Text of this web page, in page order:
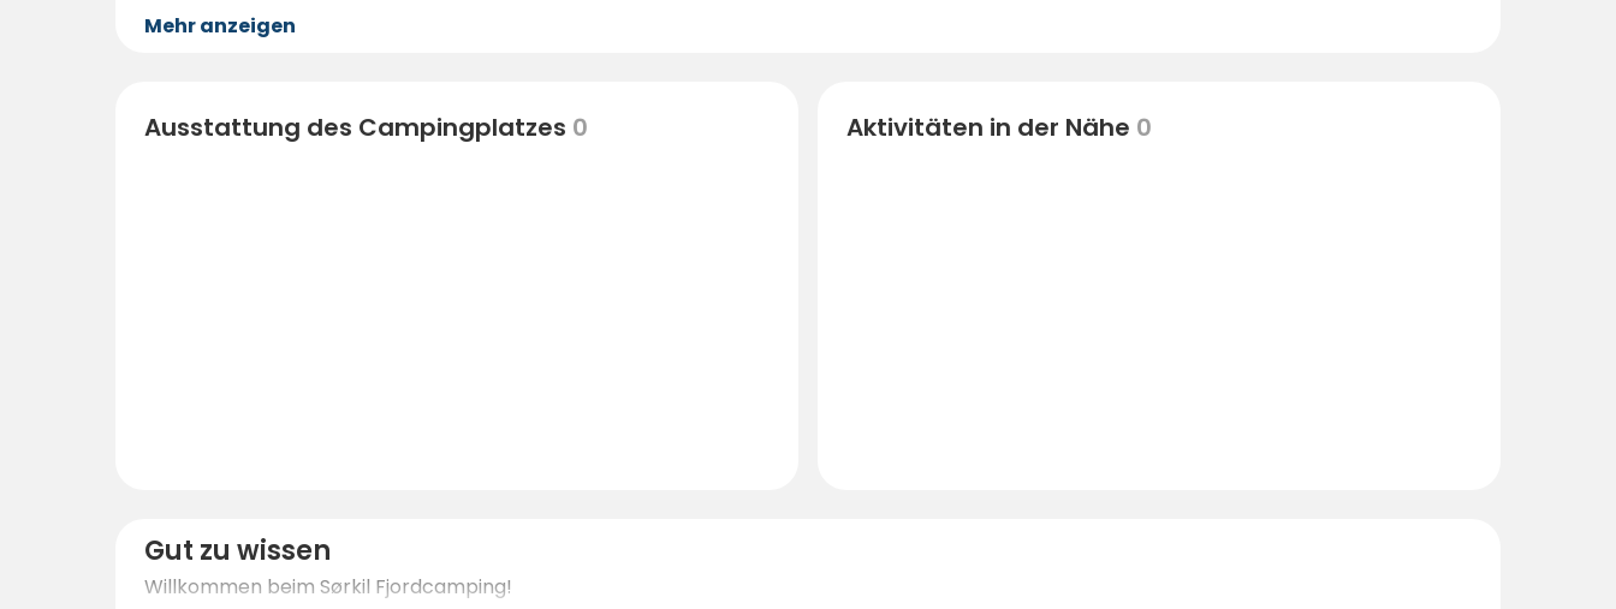
Mehr anzeigen
Ausstattung des Campingplatzes 0 Aktivitäten in der Nähe 0
Gut zu wissen
Willkommen beim Sørkil Fjordcamping!